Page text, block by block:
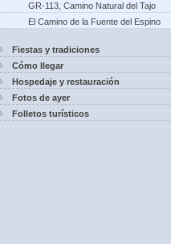
GR-113, Camino Natural del Tajo
El Camino de la Fuente del Espino
Fiestas y tradiciones
Cómo llegar
Hospedaje y restauración
Fotos de ayer
Folletos turísticos